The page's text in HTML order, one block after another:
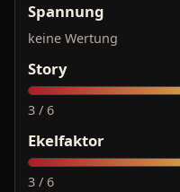
Spannung
keine Wertung
Story
3 / 6
Ekelfaktor
3 / 6